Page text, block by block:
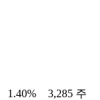
1.40% 3,285 주